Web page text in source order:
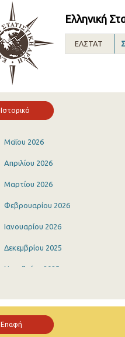
Ελληνική
ΕΛΣΤΑΤ
Ιστορικό
Μαΐου 2026
Απριλίου 2026
Μαρτίου 2026
Φεβρουαρίου 2026
Ιανουαρίου 2026
Δεκεμβρίου 2025
Νοεμβρίου 2025
Αυγούστου 2025
Επαφή